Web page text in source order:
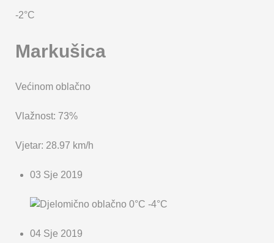
-2°C
Markušica
Većinom oblačno
Vlažnost: 73%
Vjetar: 28.97 km/h
03 Sje 2019
0°C -4°C
04 Sje 2019